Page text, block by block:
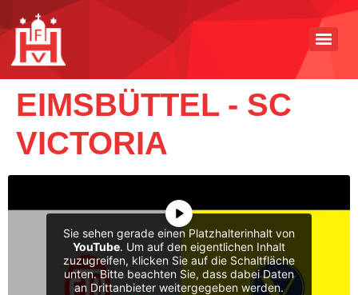
EIMSBÜTTEL - SC
VICTORIA
Sie sehen gerade einen Platzhalterinhalt von
YouTube. Um auf den eigentlichen Inhalt
zuzugreifen, klicken Sie auf die Schaltfläche
unten. Bitte beachten Sie, dass dabei Daten
an Drittanbieter weitergegeben werden.